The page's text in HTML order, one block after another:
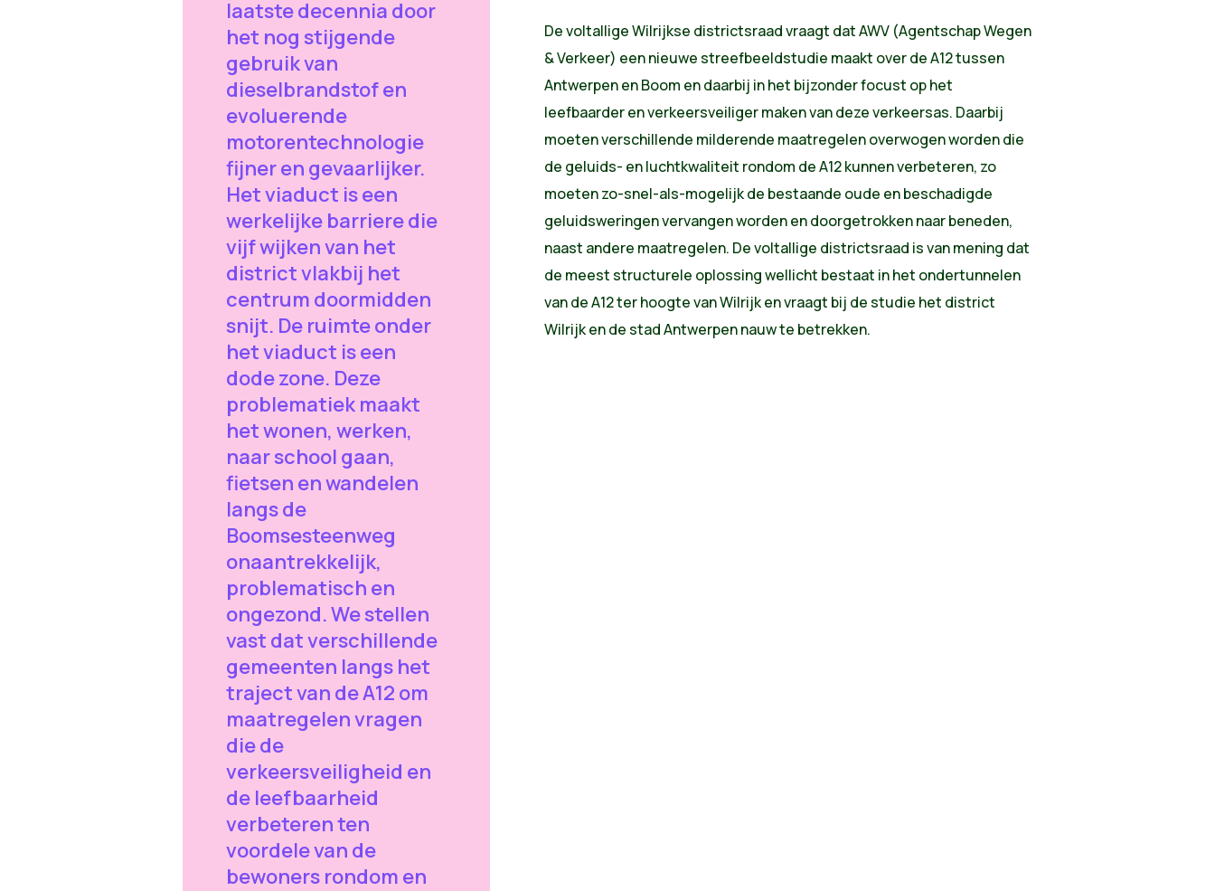
laatste decennia door
het nog stijgende
gebruik van
dieselbrandstof en
evoluerende
motorentechnologie
fijner en gevaarlijker.
Het viaduct is een
werkelijke barriere die
vijf wijken van het
district vlakbij het
centrum doormidden
snijt. De ruimte onder
het viaduct is een
dode zone. Deze
problematiek maakt
het wonen, werken,
naar school gaan,
fietsen en wandelen
langs de
Boomsesteenweg
onaantrekkelijk,
problematisch en
ongezond. We stellen
vast dat verschillende
gemeenten langs het
traject van de A12 om
maatregelen vragen
die de
verkeersveiligheid en
de leefbaarheid
verbeteren ten
voordele van de
bewoners rondom en
De voltallige Wilrijkse districtsraad vraagt dat AWV (Agentschap Wegen
& Verkeer) een nieuwe streefbeeldstudie maakt over de A12 tussen
Antwerpen en Boom en daarbij in het bijzonder focust op het
leefbaarder en verkeersveiliger maken van deze verkeersas. Daarbij
moeten verschillende milderende maatregelen overwogen worden die
de geluids- en luchtkwaliteit rondom de A12 kunnen verbeteren, zo
moeten zo-snel-als-mogelijk de bestaande oude en beschadigde
geluidsweringen vervangen worden en doorgetrokken naar beneden,
naast andere maatregelen. De voltallige districtsraad is van mening dat
de meest structurele oplossing wellicht bestaat in het ondertunnelen
van de A12 ter hoogte van Wilrijk en vraagt bij de studie het district
Wilrijk en de stad Antwerpen nauw te betrekken.